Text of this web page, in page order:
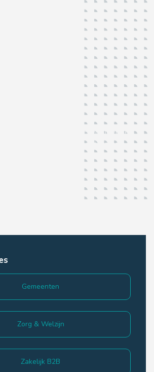
30 jaar
onderzoek uit
branches en sectoren. Hieronder een
branches, sectoren en
Gemeenten
Zorg & Welzijn
Zakelijk B2B